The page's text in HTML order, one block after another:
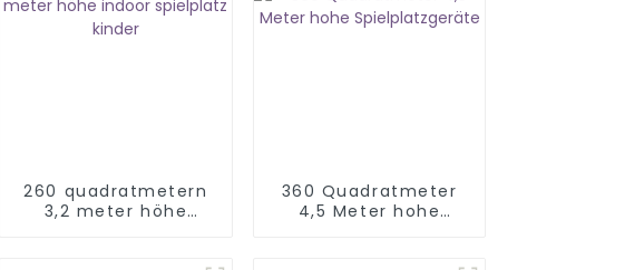
260 quadratmetern
3,2 meter höhe
360 Quadratmeter
4,5 Meter hohe